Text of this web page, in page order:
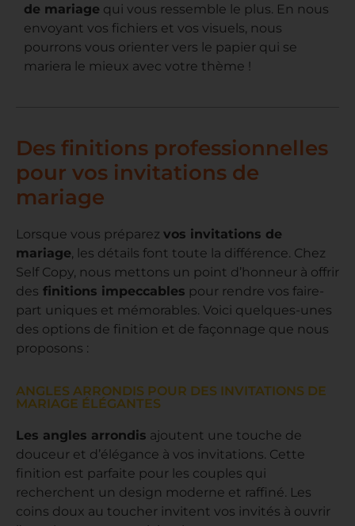
de mariage qui vous ressemble le plus. En nous
envoyant vos fichiers et vos visuels, nous
pourrons vous orienter vers le papier qui se
mariera le mieux avec votre thème !
Des finitions professionnelles
pour vos invitations de
mariage
Lorsque vous préparez vos invitations de
mariage, les détails font toute la différence. Chez
Self Copy, nous mettons un point d’honneur à offrir
des finitions impeccables pour rendre vos faire-
part uniques et mémorables. Voici quelques-unes
des options de finition et de façonnage que nous
proposons :
ANGLES ARRONDIS POUR DES INVITATIONS DE
MARIAGE ÉLÉGANTES
Les angles arrondis ajoutent une touche de
douceur et d’élégance à vos invitations. Cette
finition est parfaite pour les couples qui
recherchent un design moderne et raffiné. Les
coins doux au toucher invitent vos invités à ouvrir